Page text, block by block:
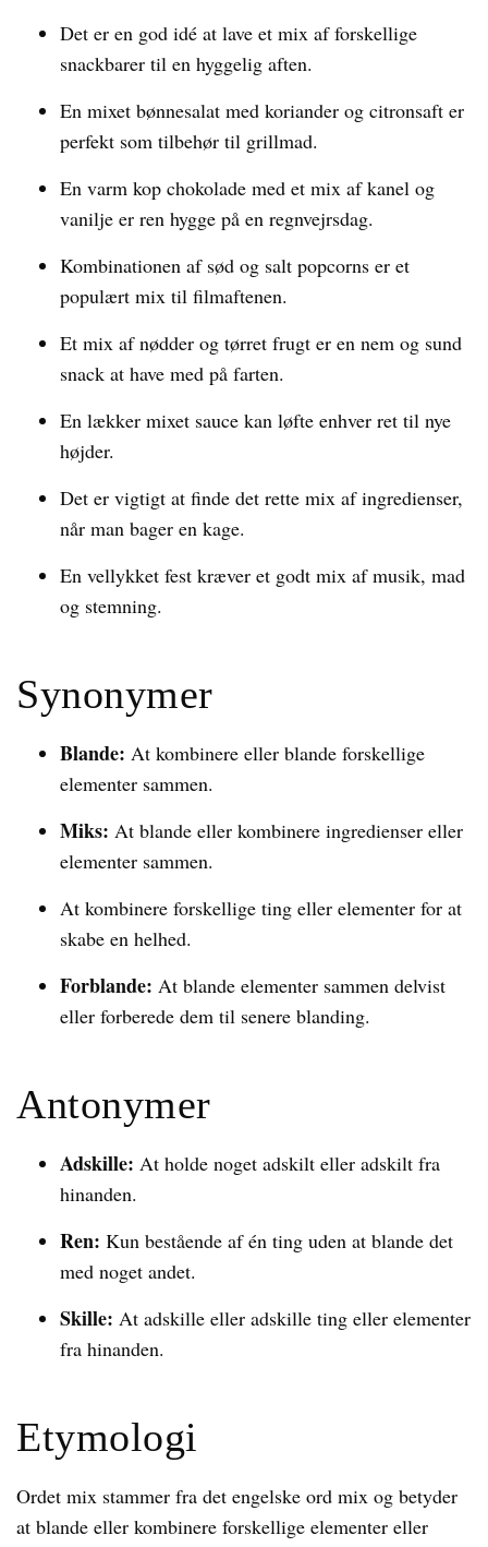
Det er en god idé at lave et mix af forskellige
snackbarer til en hyggelig aften.
En mixet bønnesalat med koriander og citronsaft er
perfekt som tilbehør til grillmad.
En varm kop chokolade med et mix af kanel og
vanilje er ren hygge på en regnvejrsdag.
Kombinationen af sød og salt popcorns er et
populært mix til filmaftenen.
Et mix af nødder og tørret frugt er en nem og sund
snack at have med på farten.
En lækker mixet sauce kan løfte enhver ret til nye
højder.
Det er vigtigt at finde det rette mix af ingredienser,
når man bager en kage.
En vellykket fest kræver et godt mix af musik, mad
og stemning.
Synonymer
Blande: At kombinere eller blande forskellige
elementer sammen.
Miks: At blande eller kombinere ingredienser eller
elementer sammen.
At kombinere forskellige ting eller elementer for at
skabe en helhed.
Forblande: At blande elementer sammen delvist
eller forberede dem til senere blanding.
Antonymer
Adskille: At holde noget adskilt eller adskilt fra
hinanden.
Ren: Kun bestående af én ting uden at blande det
med noget andet.
Skille: At adskille eller adskille ting eller elementer
fra hinanden.
Etymologi
Ordet mix stammer fra det engelske ord mix og betyder
at blande eller kombinere forskellige elementer eller